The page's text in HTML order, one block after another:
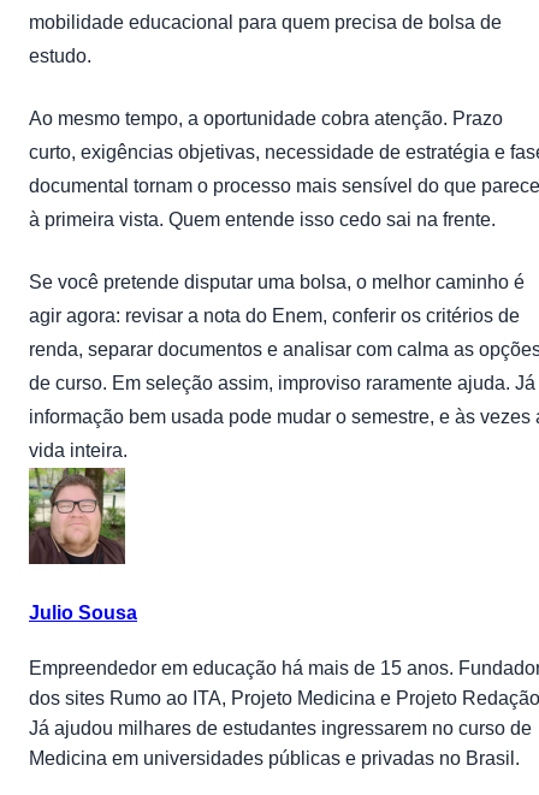
mobilidade educacional para quem precisa de bolsa de
estudo.
Ao mesmo tempo, a oportunidade cobra atenção. Prazo
curto, exigências objetivas, necessidade de estratégia e
documental tornam o processo mais sensível do que parece
à primeira vista. Quem entende isso cedo sai na frente.
Se você pretende disputar uma bolsa, o melhor caminho é
agir agora: revisar a nota do Enem, conferir os critérios de
renda, separar documentos e analisar com calma as
de curso. Em seleção assim, improviso raramente ajuda. Já
informação bem usada pode mudar o semestre, e às vezes
vida inteira.
Julio Sousa
Empreendedor em educação há mais de 15 anos.
dos sites Rumo ao ITA, Projeto Medicina e Projeto
Já ajudou milhares de estudantes ingressarem no curso de
Medicina em universidades públicas e privadas no Brasil.